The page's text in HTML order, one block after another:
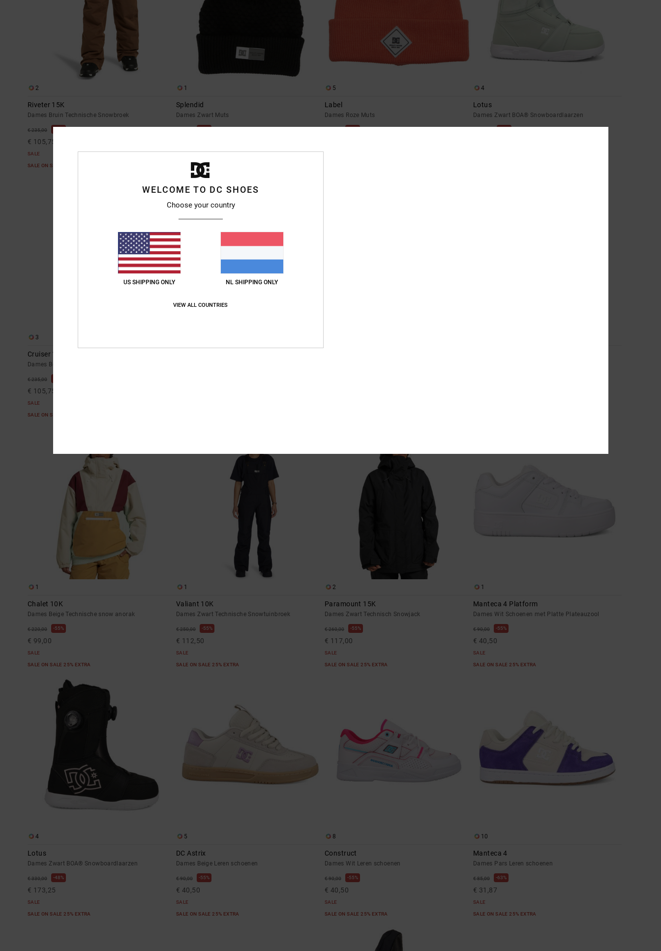
2
Riveter 15K
Dames Bruin Technische Snowbroek
€ 235,00
€ 105,75
SALE
SALE ON SALE 25% EXTRA
1
Splendid
Dames Zwart Muts
SALE
SALE ON SALE 25% EXTRA
5
Label
Dames Roze Muts
4
Lotus
Dames Zwart BOA® Snowboardlaarzen
3
Cruiser 10K
Dames Beige Technisch Snowjack
€ 235,00
€ 105,75
SALE
SALE ON SALE 25% EXTRA
1
Chalet 10K
Dames Beige Technische snow anorak
€ 220,00 55%
€ 99,00
SALE
SALE ON SALE 25% EXTRA
1
Valiant 10K
Dames Zwart Technische Snowtuinbroek
€ 250,00 55%
€ 112,50
SALE
SALE ON SALE 25% EXTRA
2
Paramount 15K
Dames Zwart Technisch Snowjack
€ 260,00 55%
€ 117,00
SALE
SALE ON SALE 25% EXTRA
1
Manteca 4 Platform
Dames Wit Schoenen met Platte Plateauzool
€ 90,00 55%
€ 40,50
SALE
SALE ON SALE 25% EXTRA
4
Lotus
Dames Zwart BOA® Snowboardlaarzen
€ 330,00 48%
€ 173,25
SALE
SALE ON SALE 25% EXTRA
5
DC Astrix
Dames Beige Leren schoenen
€ 90,00 55%
€ 40,50
SALE
SALE ON SALE 25% EXTRA
8
Construct
Dames Wit Leren schoenen
€ 90,00 55%
€ 40,50
SALE
SALE ON SALE 25% EXTRA
10
Manteca 4
Dames Pars Leren schoenen
€ 85,00 63%
€ 31,87
SALE
SALE ON SALE 25% EXTRA
WELCOME TO DC SHOES
Choose your country
US SHIPPING ONLY NL SHIPPING ONLY
VIEW ALL COUNTRIES